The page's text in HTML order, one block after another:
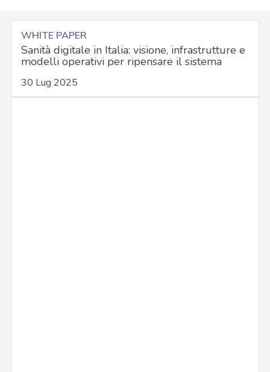
WHITE PAPER
Sanità digitale in Italia: visione, infrastrutture e
modelli operativi per ripensare il sistema
30 Lug 2025